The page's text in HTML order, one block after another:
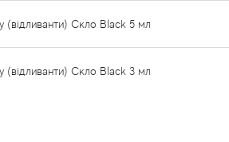
(відливанти) Скло Black 5 мл
(відливанти) Скло Black 3 мл